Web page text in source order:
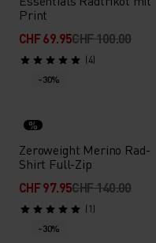
Print
CHF 69.95CHF 100.00
(4)
-30%
%
Zeroweight Merino Rad-
Shirt Full-Zip
CHF 97.95CHF 140.00
(1)
-30%